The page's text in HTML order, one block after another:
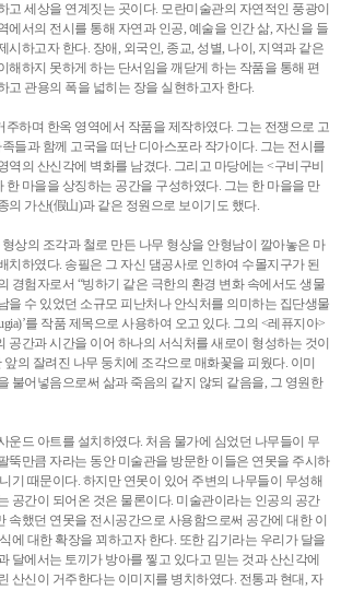
고 세상을 연계짓는 곳이다. 모란미술관의 자연적인 풍광이
에서의 전시를 통해 자연과 인공, 예술을 인간 삶, 자신을 들
시하고자 한다. 장애, 외국인, 종교, 성별, 나이, 지역과 같은
해하지 못하게 하는 단서임을 깨닫게 하는 작품을 통해 편
고 관용의 폭을 넓히는 장을 실현하고자 한다.
주하며 한옥 영역에서 작품을 제작하였다. 그는 전쟁으로 고
들과 함께 고국을 떠난 디아스포라 작가이다. 그는 전시를
역의 산신각에 벽화를 남겼다. 그리고 마당에는 <구비구비
한 마을을 상징하는 공간을 구성하였다. 그는 한 마을을 만
의 가산(假山)과 같은 정원으로 보이기도 했다.
상의 조각과 철로 만든 나무 형상을 안형남이 깔아놓은 마
치하였다. 송필은 그 자신 댐공사로 인하여 수몰지구가 된
경험자로서 “빙하기 같은 극한의 환경 변화 속에서도 생물
을 수 있었던 소규모 피난처나 안식처를 의미하는 집단생물
를 작품 제목으로 사용하여 오고 있다. 그의 <레퓨지아>
공간과 시간을 이어 하나의 서식처를 새로이 형성하는 것이
의 잘려진 나무 둥치에 조각으로 매화꽃을 피웠다. 이미
불어넣음으로써 삶과 죽음의 같지 않되 같음을, 그 영원한
운드 아트를 설치하였다. 처음 물가에 심었던 나무들이 무
뚝만큼 자라는 동안 미술관을 방문한 이들은 연못을 주시하
기 때문이다. 하지만 연못이 있어 주변의 나무들이 무성해
공간이 되어온 것은 물론이다. 미술관이라는 인공의 공간
속했던 연못을 전시공간으로 사용함으로써 공간에 대한 이
에 대한 확장을 꾀하고자 한다. 또한 김기라는 우리가 달을
달에서는 토끼가 방아를 찧고 있다고 믿는 것과 산신각에
산신이 거주한다는 이미지를 병치하였다. 전통과 현대, 자